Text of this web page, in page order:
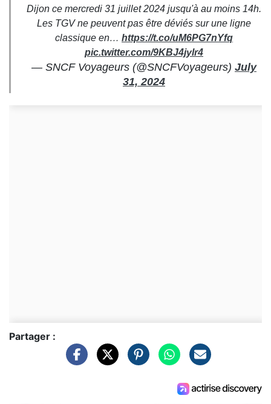
Dijon ce mercredi 31 juillet 2024 jusqu'à au moins 14h.
Les TGV ne peuvent pas être déviés sur une ligne
classique en… https://t.co/uM6PG7nYfq
pic.twitter.com/9KBJ4jylr4
— SNCF Voyageurs (@SNCFVoyageurs) July
31, 2024
Partager :